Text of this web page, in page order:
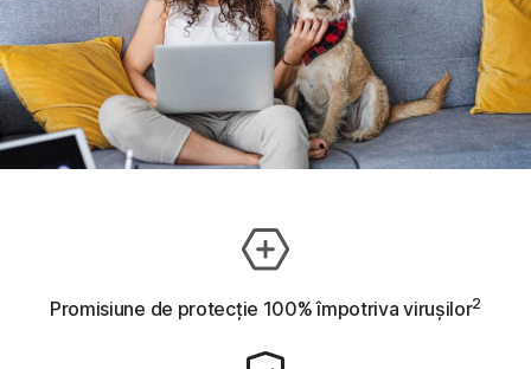
Promisiune de protecție 100% împotriva virușilor2